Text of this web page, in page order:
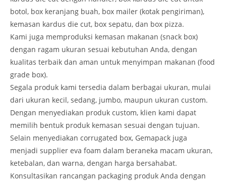
botol, box keranjang buah, box mailer (kotak pengiriman),
kemasan kardus die cut, box sepatu, dan box pizza.
Kami juga memproduksi kemasan makanan (snack box)
dengan ragam ukuran sesuai kebutuhan Anda, dengan
kualitas terbaik dan aman untuk menyimpan makanan (food
grade box).
Segala produk kami tersedia dalam berbagai ukuran, mulai
dari ukuran kecil, sedang, jumbo, maupun ukuran custom.
Dengan menyediakan produk custom, klien kami dapat
memilih bentuk produk kemasan sesuai dengan tujuan.
Selain menyediakan corrugated box, Gemapack juga
menjadi supplier eva foam dalam beraneka macam ukuran,
ketebalan, dan warna, dengan harga bersahabat.
Konsultasikan rancangan packaging produk Anda dengan